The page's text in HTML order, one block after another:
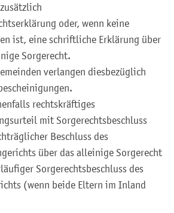
oder, wenn keine
ist, eine schriftliche Erklärung über
Sorgerecht.
verlangen diesbezüglich
rechtskräftiges
mit Sorgerechtsbeschluss
Beschluss des
über das alleinige Sorgerecht
Sorgerechtsbeschluss des
(wenn beide Eltern im Inland